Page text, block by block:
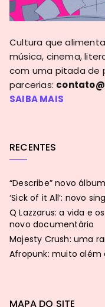
Cultura que
música, cinema,
com uma pitada de
parcerias:
SAIBA MAIS
RECENTES
“Describe” novo
‘Sick of it All’: novo
Q Lazzarus: a vida e
novo documentário
Majesty Crush: uma
Afropunk: muito
MAPA DO SITE